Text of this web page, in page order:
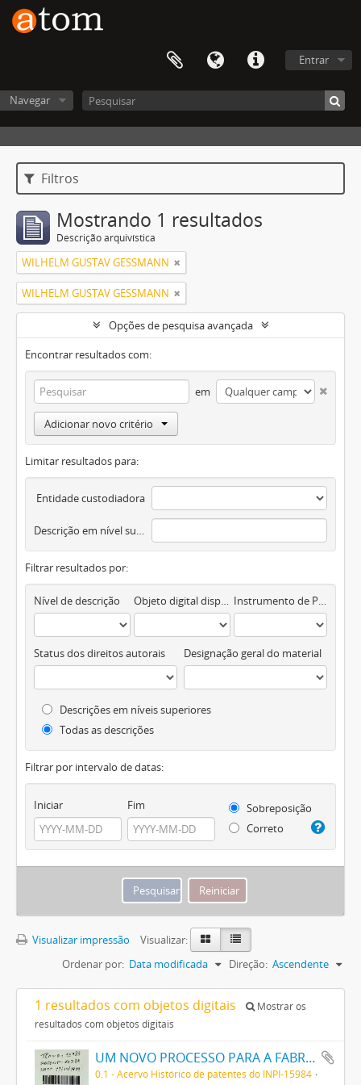
Entrar
Navegar
Filtros
Mostrando 1 resultados
Descrição arquivística
WILHELM GUSTAV GESSMANN
WILHELM GUSTAV GESSMANN
Opções de pesquisa avançada
Encontrar resultados com:
em
Adicionar novo critério
Limitar resultados para:
Entidade custodiadora
Descrição em nível superior
Filtrar resultados por:
Nível de descrição Objeto digital disponível Instrumento de Pesquisa
Status dos direitos autorais Designação geral do material
Descrições em níveis superiores
Todas as descrições
Filtrar por intervalo de datas:
Iniciar Fim
Sobreposição
Correto
Visualizar impressão
Visualizar:
Ordenar por: Data modificada Direção: Ascendente
1 resultados com objetos digitais
Mostrar os
resultados com objetos digitais
UM NOVO PROCESSO PARA A FABRICAÇÃO DE TINTAS EM PÓ POR MEIO DA PRECIPITAÇÃO E FIXAÇÃO DE TINTAS ANILINAS SOBRE CORPOS MINERAES
0.1 - Acervo Histórico de patentes do INPI-15984